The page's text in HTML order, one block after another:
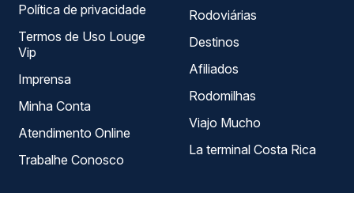
Política de privacidade
Termos de Uso Louge
Vip
Imprensa
Minha Conta
Atendimento Online
Trabalhe Conosco
Rodoviárias
Destinos
Afiliados
Rodomilhas
Viajo Mucho
La terminal Costa Rica